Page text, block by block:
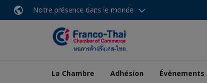
Notre présence dans le monde
La Chambre Adhésion Évènements